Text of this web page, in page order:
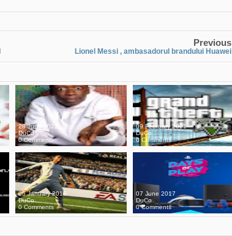
Previous
Lionel Messi , ambasadorul brandului Huawei
28 June 2022
DuCo
0 Comments
09 February 2021
DuCo
0 Comments
06 January 2018
DuCo
0 Comments
07 June 2017
DuCo
0 Comments